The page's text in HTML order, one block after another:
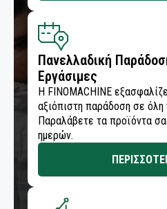
Πανελλαδική
Εργάσιμες
Η FINOMACHINE
αξιόπιστη παράδοση σε όλη
Παραλάβετε τα προϊόντα
ημερών.